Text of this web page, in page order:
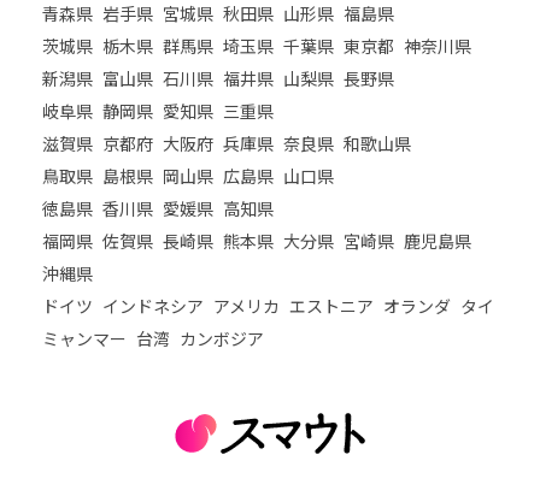
青森県 岩手県 宮城県 秋田県 山形県 福島県
茨城県 栃木県 群馬県 埼玉県 千葉県 東京都 神奈川県
新潟県 富山県 石川県 福井県 山梨県 長野県
岐阜県 静岡県 愛知県 三重県
滋賀県 京都府 大阪府 兵庫県 奈良県 和歌山県
鳥取県 島根県 岡山県 広島県 山口県
徳島県 香川県 愛媛県 高知県
福岡県 佐賀県 長崎県 熊本県 大分県 宮崎県 鹿児島県
沖縄県
ドイツ インドネシア アメリカ エストニア オランダ タイ
ミャンマー 台湾 カンボジア